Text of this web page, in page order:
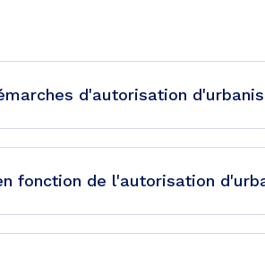
d'autorisation
fonction de l'autorisation